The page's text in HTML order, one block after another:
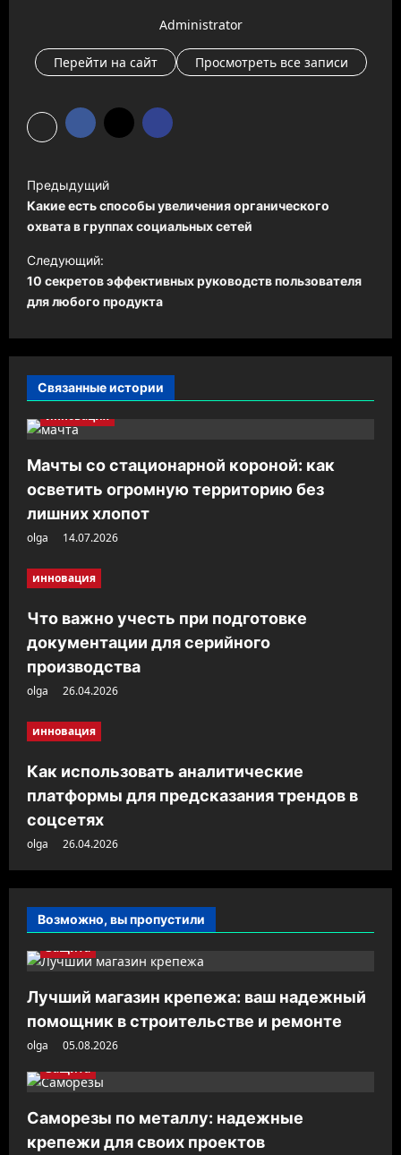
Administrator
Перейти на сайт Просмотреть все записи
а
в
и
г
а
ц
я
з
и
с
Предыдущий
Какие есть способы увеличения органического
охвата в группах социальных сетей
Следующий:
10 секретов эффективных руководств пользователя
для любого продукта
Связанные истории
инновация
Мачты со стационарной короной: как
осветить огромную территорию без
лишних хлопот
olga 14.07.2026
инновация
Что важно учесть при подготовке
документации для серийного
производства
olga 26.04.2026
инновация
Как использовать аналитические
платформы для предсказания трендов в
соцсетях
olga 26.04.2026
Возможно, вы пропустили
Защита
Лучший магазин крепежа: ваш надежный
помощник в строительстве и ремонте
olga
05.08.2026
Защита
Саморезы по металлу: надежные
крепежи для своих проектов